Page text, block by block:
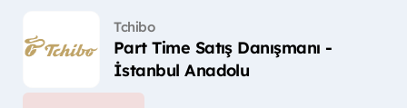
Tchibo
Part Time Satış Danışmanı -
İstanbul Anadolu